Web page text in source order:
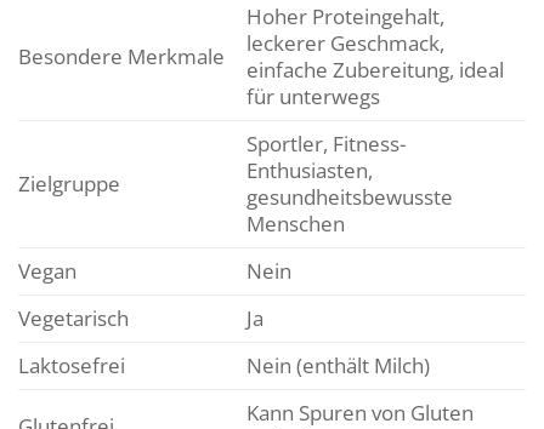
Besondere Merkmale
Hoher Proteingehalt,
leckerer Geschmack,
einfache Zubereitung, ideal
für unterwegs
Zielgruppe
Sportler, Fitness-
Enthusiasten,
gesundheitsbewusste
Menschen
Vegan
Nein
Vegetarisch
Ja
Laktosefrei
Nein (enthält Milch)
Kann Spuren von Gluten